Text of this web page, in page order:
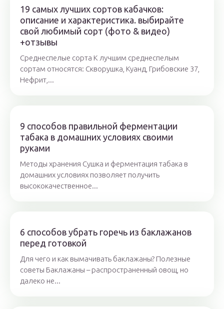
19 самых лучших сортов кабачков:
описание и характеристика. выбирайте
свой любимый сорт (фото & видео)
+отзывы
Среднеспелые сорта К лучшим среднеспелым
сортам относятся: Скворушка, Куанд, Грибовские 37,
Нефрит,...
9 способов правильной ферментации
табака в домашних условиях своими
руками
Методы хранения Сушка и ферментация табака в
домашних условиях позволяет получить
высококачественное...
6 способов убрать горечь из баклажанов
перед готовкой
Для чего и как вымачивать баклажаны? Полезные
советы Баклажаны – распространенный овощ, но
далеко не...